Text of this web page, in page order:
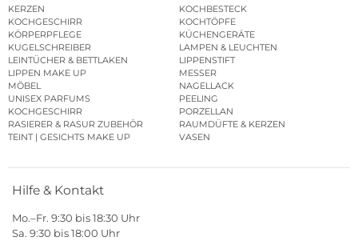
KERZEN
KOCHBESTECK
KOCHGESCHIRR
KOCHTÖPFE
KÖRPERPFLEGE
KÜCHENGERÄTE
KUGELSCHREIBER
LAMPEN & LEUCHTEN
LEINTÜCHER & BETTLAKEN
LIPPENSTIFT
LIPPEN MAKE UP
MESSER
MÖBEL
NAGELLACK
UNISEX PARFUMS
PEELING
KOCHGESCHIRR
PORZELLAN
RASIERER & RASUR ZUBEHÖR
RAUMDÜFTE & KERZEN
TEINT | GESICHTS MAKE UP
VASEN
Hilfe & Kontakt
Mo.–Fr. 9:30 bis 18:30 Uhr
Sa. 9:30 bis 18:00 Uhr